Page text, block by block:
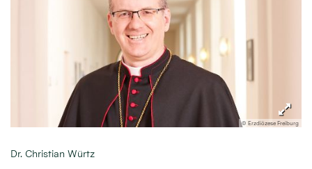
© Erzdiözese Freiburg
Dr. Christian Würtz